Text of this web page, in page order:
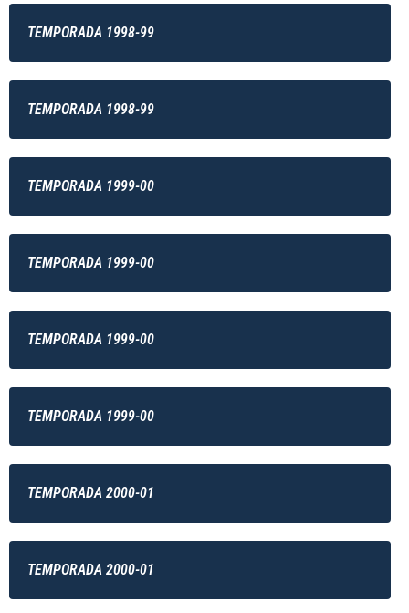
TEMPORADA 1998-99
TEMPORADA 1998-99
TEMPORADA 1999-00
TEMPORADA 1999-00
TEMPORADA 1999-00
TEMPORADA 1999-00
TEMPORADA 2000-01
TEMPORADA 2000-01